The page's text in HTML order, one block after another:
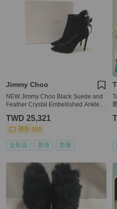
Jimmy Choo
NEW Jimmy Choo Black Suede and
Feather Crystal Embellished Ankle B
TWD 25,321
現折 800
全新品 香港 免運